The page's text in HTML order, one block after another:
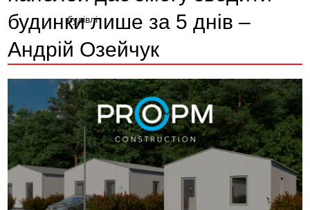
будинки лише за 5 днів –
Андрій Озейчук